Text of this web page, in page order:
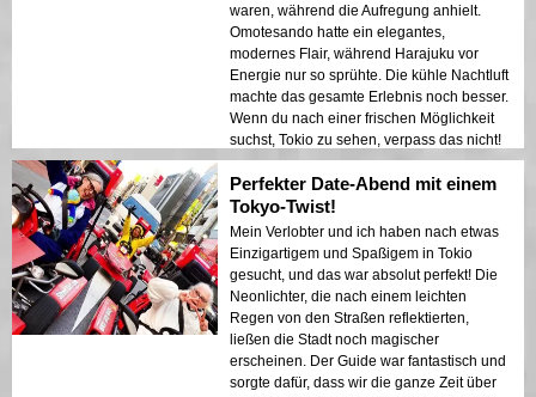
waren, während die Aufregung anhielt.
Omotesando hatte ein elegantes,
modernes Flair, während Harajuku vor
Energie nur so sprühte. Die kühle Nachtluft
machte das gesamte Erlebnis noch besser.
Wenn du nach einer frischen Möglichkeit
suchst, Tokio zu sehen, verpass das nicht!
Perfekter Date-Abend mit einem
Tokyo-Twist!
Mein Verlobter und ich haben nach etwas
Einzigartigem und Spaßigem in Tokio
gesucht, und das war absolut perfekt! Die
Neonlichter, die nach einem leichten
Regen von den Straßen reflektierten,
ließen die Stadt noch magischer
erscheinen. Der Guide war fantastisch und
sorgte dafür, dass wir die ganze Zeit über